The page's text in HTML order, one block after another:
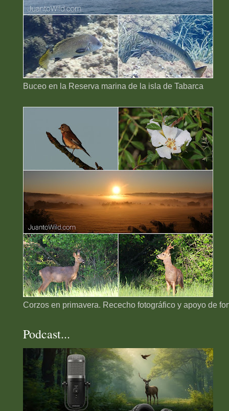
Buceo en la Reserva marina de la isla de Tabarca
Corzos en primavera. Rececho fotográfico y apoyo de
Podcast...